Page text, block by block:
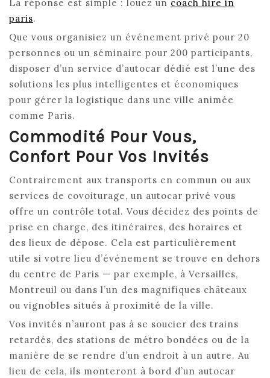
La réponse est simple : louez un coach hire in
paris.
Que vous organisiez un événement privé pour 20
personnes ou un séminaire pour 200 participants,
disposer d’un service d’autocar dédié est l’une des
solutions les plus intelligentes et économiques
pour gérer la logistique dans une ville animée
comme Paris.
Commodité Pour Vous,
Confort Pour Vos Invités
Contrairement aux transports en commun ou aux
services de covoiturage, un autocar privé vous
offre un contrôle total. Vous décidez des points de
prise en charge, des itinéraires, des horaires et
des lieux de dépose. Cela est particulièrement
utile si votre lieu d’événement se trouve en dehors
du centre de Paris — par exemple, à Versailles,
Montreuil ou dans l’un des magnifiques châteaux
ou vignobles situés à proximité de la ville.
Vos invités n’auront pas à se soucier des trains
retardés, des stations de métro bondées ou de la
manière de se rendre d’un endroit à un autre. Au
lieu de cela, ils monteront à bord d’un autocar